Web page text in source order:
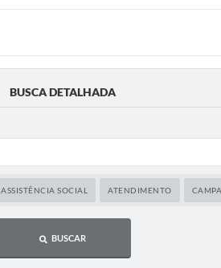
BUSCA DETALHADA
ASSISTÊNCIA SOCIAL ATENDIMENTO
BUSCAR